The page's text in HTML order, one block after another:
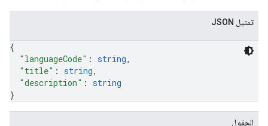
تمثيل JSON
{
"languageCode" : string,
"title" : string,
"description" : string
}
الحقول